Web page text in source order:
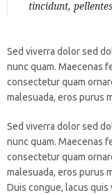
tincidunt,
Sed viverra dolor sed
nunc quam. Maecenas
consectetur quam
malesuada, eros purus
Sed viverra dolor sed
nunc quam. Maecenas
consectetur quam
malesuada, eros purus
Duis congue, lacus